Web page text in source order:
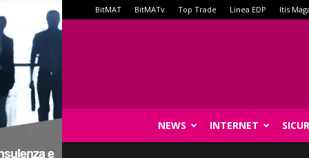
BitMAT BitMATv Top Trade Linea EDP Itis
NEWS INTERNET